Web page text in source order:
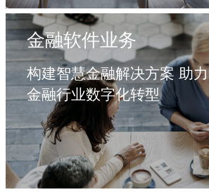
金融软件业务
构建智慧金融解决方案 助力
金融行业数字化转型